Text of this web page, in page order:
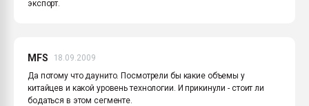
экспорт.
MFS
18.09.2009
Да потому что даунито. Посмотрели бы какие объемы у
китайцев и какой уровень технологии. И прикинули - стоит ли
бодаться в этом сегменте.